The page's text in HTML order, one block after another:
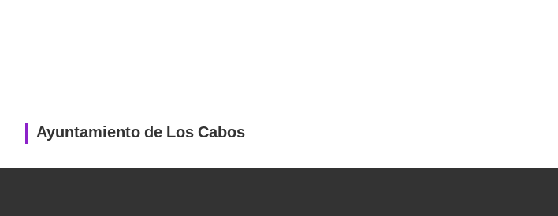
Ayuntamiento de Los Cabos